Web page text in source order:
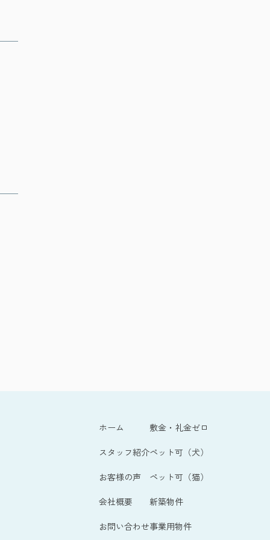
ホーム
スタッフ紹介
お客様の声
会社概要
お問い合わせ
敷金・礼金ゼロ
ペット可（犬）
ペット可（猫）
新築物件
事業用物件